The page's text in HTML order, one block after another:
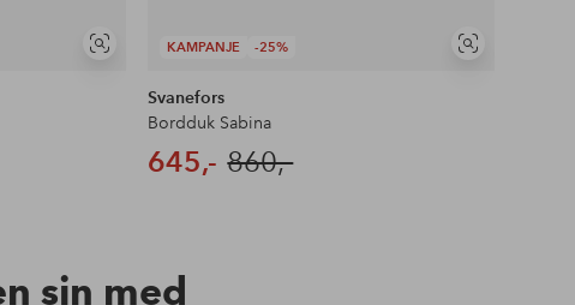
Vis
KAMPANJE -25%
Vis
Svanefors
Bordduk Sabina
645,- 860,-
sin med